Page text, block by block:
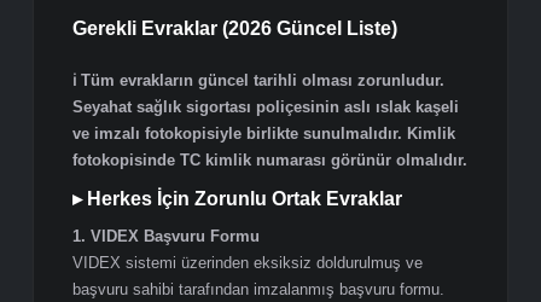
şahsen bulunmaları gerekmez.
12 yaş üstü tüm başvuru sahiplerinin parmak izi kaydı
güncel değilse iDATA'ya bizzat gelmesi zorunludur.
Vekâletname ile başvuru:
Parmak izi kaydı geçerli olan kişiler, yazılı vekâletname
düzenleyerek Vizebul gibi yetkili danışmanlık firmaları